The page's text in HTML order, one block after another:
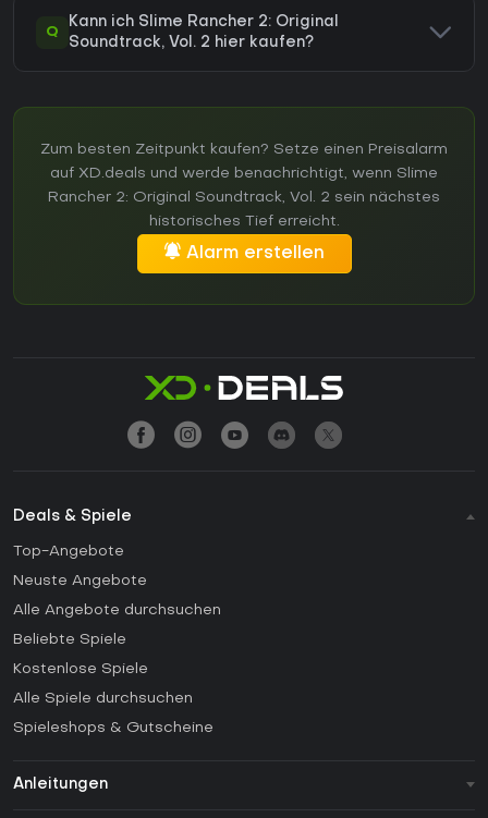
Q
Kann ich Slime Rancher 2: Original
Soundtrack, Vol. 2 hier kaufen?
Zum besten Zeitpunkt kaufen? Setze einen Preisalarm
auf XD.deals und werde benachrichtigt, wenn Slime
Rancher 2: Original Soundtrack, Vol. 2 sein nächstes
historisches Tief erreicht.
Alarm erstellen
Deals & Spiele
Top-Angebote
Neuste Angebote
Alle Angebote durchsuchen
Beliebte Spiele
Kostenlose Spiele
Alle Spiele durchsuchen
Spieleshops & Gutscheine
Anleitungen